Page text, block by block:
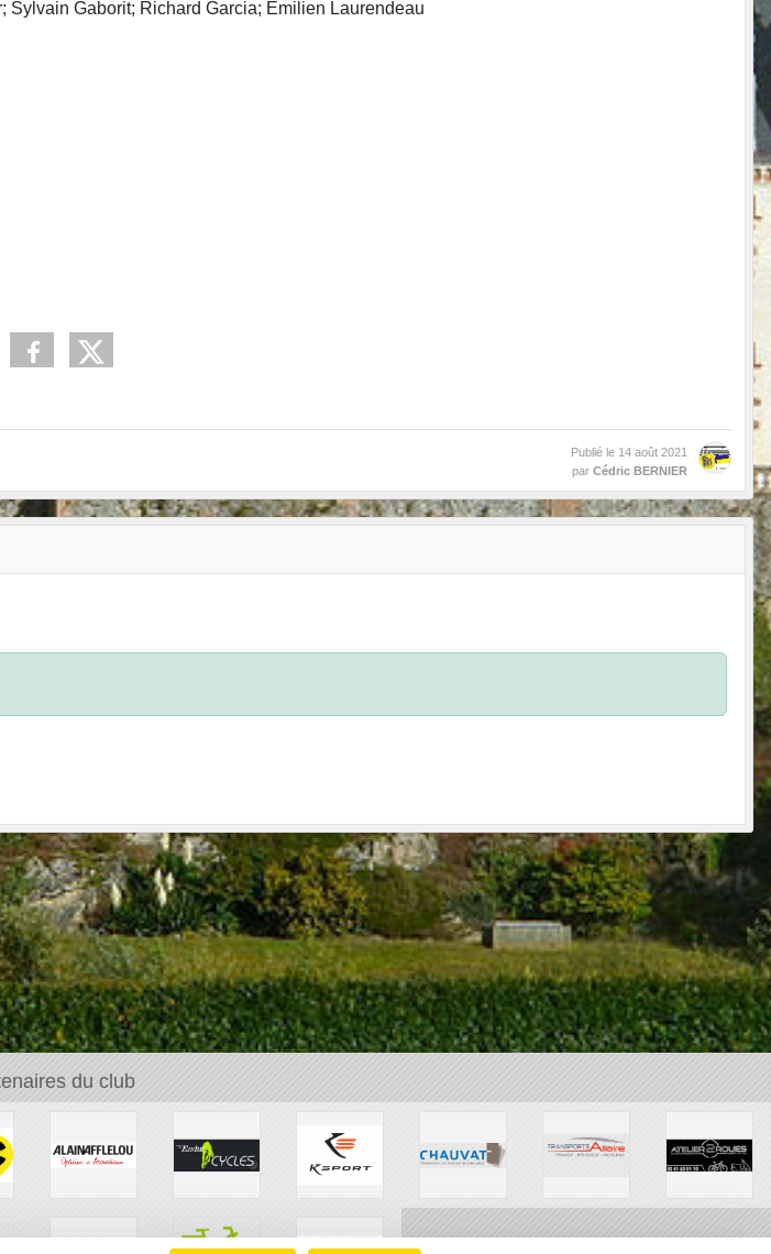
Sylvain Gaborit; Richard Garcia; Emilien Laurendeau
Publié le 14 août 2021
par Cédric BERNIER
du club